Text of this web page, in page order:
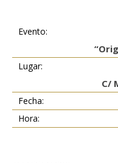
Evento:
Lugar:
C/
Fecha:
Hora: